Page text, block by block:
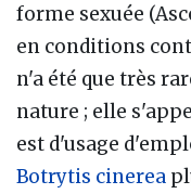
forme sexuée
en conditions
n'a été que très
nature ; elle
est d'usage
Botrytis cinerea